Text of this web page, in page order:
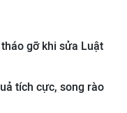
gỡ khi sửa Luật
tích cực, song rào